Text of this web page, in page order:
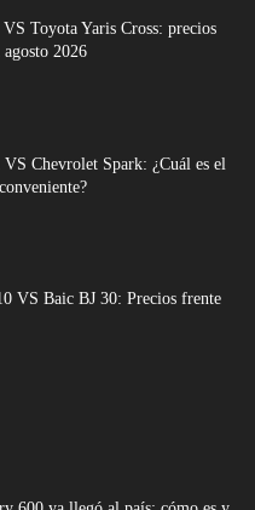
Toyota Yaris Cross: precios
agosto 2026
Chevrolet Spark: ¿Cuál es el
VS Baic BJ 30: Precios frente